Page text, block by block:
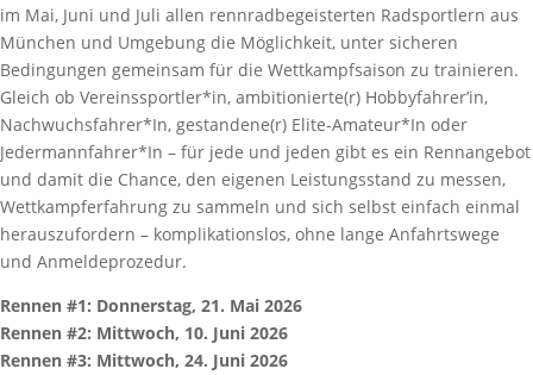
im Mai, Juni und Juli allen rennradbegeisterten Radsportlern aus
München und Umgebung die Möglichkeit, unter sicheren
Bedingungen gemeinsam für die Wettkampfsaison zu trainieren.
Gleich ob Vereinssportler*in, ambitionierte(r) Hobbyfahrer’in,
Nachwuchsfahrer*In, gestandene(r) Elite-Amateur*In oder
Jedermannfahrer*In – für jede und jeden gibt es ein Rennangebot
und damit die Chance, den eigenen Leistungsstand zu messen,
Wettkampferfahrung zu sammeln und sich selbst einfach einmal
herauszufordern – komplikationslos, ohne lange Anfahrtswege
und Anmeldeprozedur.
Rennen #1: Donnerstag, 21. Mai 2026
Rennen #2: Mittwoch, 10. Juni 2026
Rennen #3: Mittwoch, 24. Juni 2026